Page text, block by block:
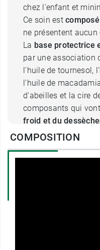
chez l'enfant et
Ce soin est
ne présentent
La base protectrice
par une association
l'huile de tournesol,
l'huile de
d'abeilles et la cire
composants qui vont
froid et du
qui est ajouté est
régénérantet
COMPOSITION